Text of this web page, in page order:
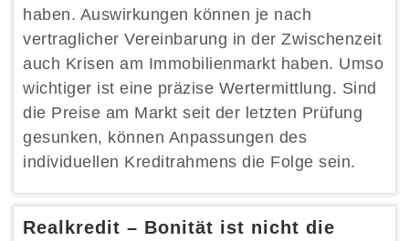
haben. Auswirkungen können je nach
vertraglicher Vereinbarung in der Zwischenzeit
auch Krisen am Immobilienmarkt haben. Umso
wichtiger ist eine präzise Wertermittlung. Sind
die Preise am Markt seit der letzten Prüfung
gesunken, können Anpassungen des
individuellen Kreditrahmens die Folge sein.
Realkredit – Bonität ist nicht die